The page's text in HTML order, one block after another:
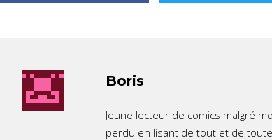
Boris
Jeune lecteur de comics malgré
perdu en lisant de tout et de